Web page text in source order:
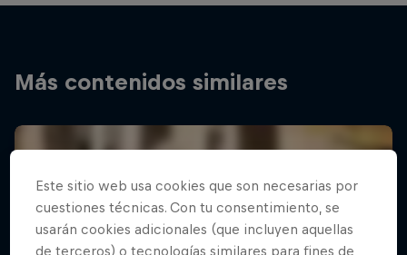
Más contenidos similares
Este sitio web usa cookies que son necesarias por
cuestiones técnicas. Con tu consentimiento, se
usarán cookies adicionales (que incluyen aquellas
de terceros) o tecnologías similares para fines de